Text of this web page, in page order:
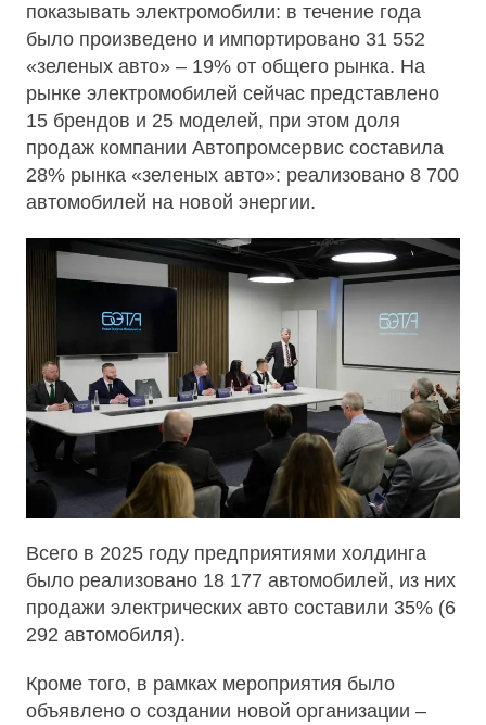
показывать электромобили: в течение года
было произведено и импортировано 31 552
«зеленых авто» – 19% от общего рынка. На
рынке электромобилей сейчас представлено
15 брендов и 25 моделей, при этом доля
продаж компании Автопромсервис составила
28% рынка «зеленых авто»: реализовано 8 700
автомобилей на новой энергии.
Всего в 2025 году предприятиями холдинга
было реализовано 18 177 автомобилей, из них
продажи электрических авто составили 35% (6
292 автомобиля).
Кроме того, в рамках мероприятия было
объявлено о создании новой организации –